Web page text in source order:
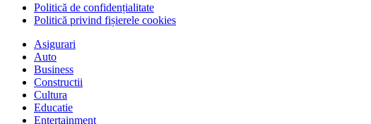
Politică de confidențialitate
Politică privind fișierele cookies
Asigurari
Auto
Business
Constructii
Cultura
Educatie
Entertainment